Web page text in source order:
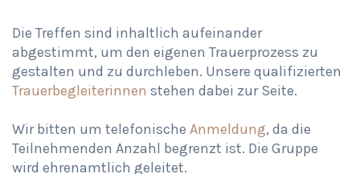
Die Treffen sind inhaltlich aufeinander
abgestimmt, um den eigenen Trauerprozess zu
gestalten und zu durchleben. Unsere qualifizierten
Trauerbegleiterinnen stehen dabei zur Seite.
Wir bitten um telefonische Anmeldung, da die
Teilnehmenden Anzahl begrenzt ist. Die Gruppe
wird ehrenamtlich geleitet.